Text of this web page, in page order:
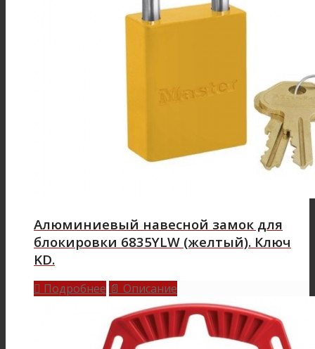
Алюминиевый навесной замок для
блокировки 6835YLW (желтый). Ключ
KD.
 Подробнее 📄 Описание